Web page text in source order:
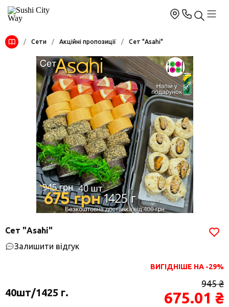
/ Сети / Акційні пропозиції / Сет "Asahi"
Сет "Asahi"
Залишити відгук
ВИГІДНІШЕ НА -29%
40шт/1425 г.
945 ₴
675.01 ₴